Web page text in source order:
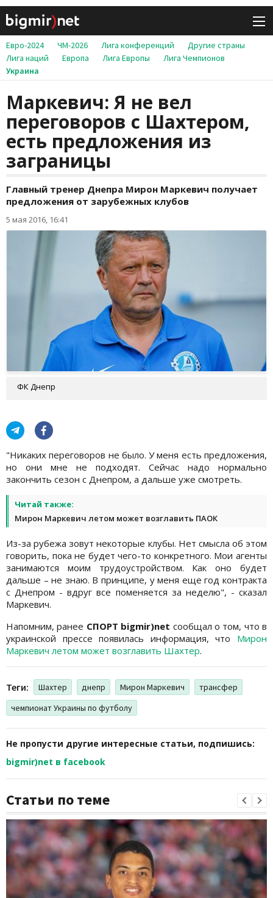
Евро-2024 ЧМ-2026 Лига конференций
Другие страны
Лига наций
Европа Лига Европы
Лига Чемпионов
Украина
Маркевич: Я не вел
переговоров с Шахтером,
есть предложения из
заграницы
Главный тренер Днепра Мирон Маркевич получает
предложения от зарубежных клубов
5 мая 2016, 16:41
ФК Днепр
"Никаких переговоров не было. У меня есть предложения,
но они мне не подходят. Сейчас надо нормально
закончить сезон с Днепром, а дальше уже смотреть.
Читай также:
Мирон Маркевич летом может возглавить ПАОК
Из-за рубежа зовут некоторые клубы. Нет смысла об этом
говорить, пока не будет чего-то конкретного. Мои агенты
занимаются моим трудоустройством. Как оно будет
дальше – не знаю. В принципе, у меня еще год контракта
с Днепром - вдруг все поменяется за неделю", - сказал
Маркевич.
Напомним, ранее СПОРТ bigmir)net сообщал о том, что в
украинской прессе появилась информация, что Мирон
Маркевич летом может возглавить Шахтер.
Теги: Шахтер днепр Мирон Маркевич
трансфер
чемпионат Украины по футболу
Не пропусти другие интересные статьи, подпишись:
bigmir)net в facebook
Статьи по теме